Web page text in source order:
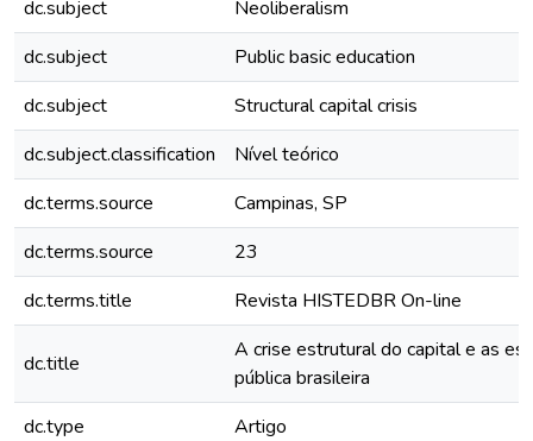
dc.subject
Neoliberalism
dc.subject
Public basic education
dc.subject
Structural capital crisis
dc.subject.classification
Nível teórico
dc.terms.source
Campinas, SP
dc.terms.source
23
dc.terms.title
Revista HISTEDBR On-line
dc.title
A crise estrutural do capital e as
pública brasileira
dc.type
Artigo